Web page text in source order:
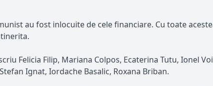
au fost inlocuite de cele financiare. Cu toate
Felicia Filip, Mariana Colpos, Ecaterina Tutu, Ionel
Ignat, Iordache Basalic, Roxana Briban.